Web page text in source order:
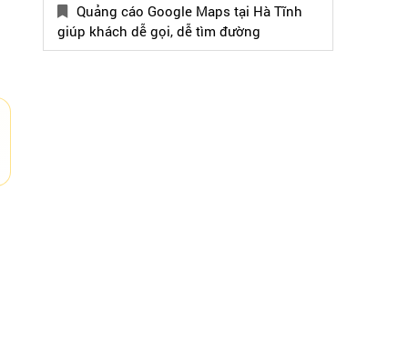
Quảng cáo Google Maps tại Hà Tĩnh
giúp khách dễ gọi, dễ tìm đường